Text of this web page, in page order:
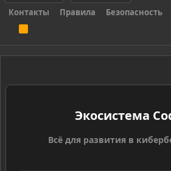
Контакты
Правила Безопасность
S
Экосистема
Всё для развития в